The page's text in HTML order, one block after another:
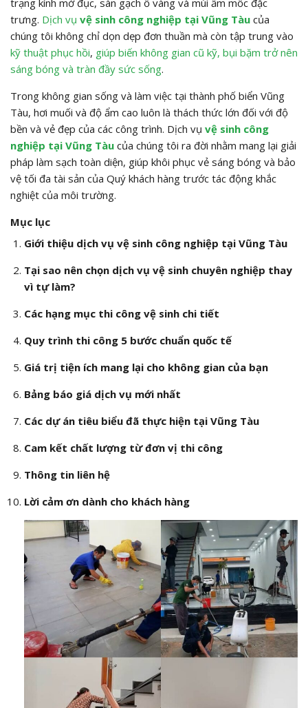
trưng. Dịch vụ vệ sinh công nghiệp tại Vũng Tàu của
chúng tôi không chỉ dọn dẹp đơn thuần mà còn tập trung vào
kỹ thuật phục hồi, giúp biến không gian cũ kỹ, bụi bặm trở nên
sáng bóng và tràn đầy sức sống.
Trong không gian sống và làm việc tại thành phố biển Vũng
Tàu, hơi muối và độ ẩm cao luôn là thách thức lớn đối với độ
bền và vẻ đẹp của các công trình. Dịch vụ vệ sinh công
nghiệp tại Vũng Tàu của chúng tôi ra đời nhằm mang lại giải
pháp làm sạch toàn diện, giúp khôi phục vẻ sáng bóng và bảo
vệ tối đa tài sản của Quý khách hàng trước tác động khắc
nghiệt của môi trường.
Mục lục
Giới thiệu dịch vụ vệ sinh công nghiệp tại Vũng Tàu
Tại sao nên chọn dịch vụ vệ sinh chuyên nghiệp thay
vì tự làm?
Các hạng mục thi công vệ sinh chi tiết
Quy trình thi công 5 bước chuẩn quốc tế
Giá trị tiện ích mang lại cho không gian của bạn
Bảng báo giá dịch vụ mới nhất
Các dự án tiêu biểu đã thực hiện tại Vũng Tàu
Cam kết chất lượng từ đơn vị thi công
Thông tin liên hệ
Lời cảm ơn dành cho khách hàng